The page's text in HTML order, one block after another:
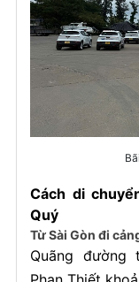
Cách di
Quý
Từ Sài Gòn đi
Quãng đường